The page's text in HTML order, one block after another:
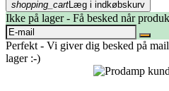
shopping_cartLæg i indkøbskurv
Ikke på lager - Få besked når
Perfekt - Vi giver dig besked på
lager :-)